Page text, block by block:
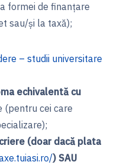
formei de finanțare
sau/și la taxă);
– studii universitare
echivalentă cu
(pentru cei care
(doar dacă plata
) SAU